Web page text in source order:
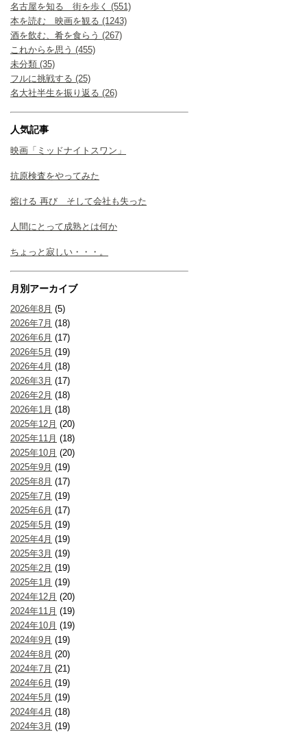
名古屋を知る 街を歩く (551)
本を読む 映画を観る (1243)
酒を飲む、肴を食らう (267)
これからを思う (455)
未分類 (35)
フルに挑戦する (25)
名大社半生を振り返る (26)
人気記事
映画「ミッドナイトスワン」
抗原検査をやってみた
熔ける 再び そして会社も失った
人間にとって成熟とは何か
ちょっと寂しい・・・。
月別アーカイブ
2026年8月 (5)
2026年7月 (18)
2026年6月 (17)
2026年5月 (19)
2026年4月 (18)
2026年3月 (17)
2026年2月 (18)
2026年1月 (18)
2025年12月 (20)
2025年11月 (18)
2025年10月 (20)
2025年9月 (19)
2025年8月 (17)
2025年7月 (19)
2025年6月 (17)
2025年5月 (19)
2025年4月 (19)
2025年3月 (19)
2025年2月 (19)
2025年1月 (19)
2024年12月 (20)
2024年11月 (19)
2024年10月 (19)
2024年9月 (19)
2024年8月 (20)
2024年7月 (21)
2024年6月 (19)
2024年5月 (19)
2024年4月 (18)
2024年3月 (19)